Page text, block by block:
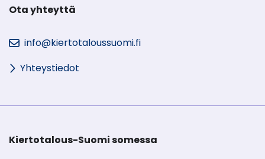
Ota yhteyttä
info@kiertotaloussuomi.fi
Yhteystiedot
Kiertotalous-Suomi somessa